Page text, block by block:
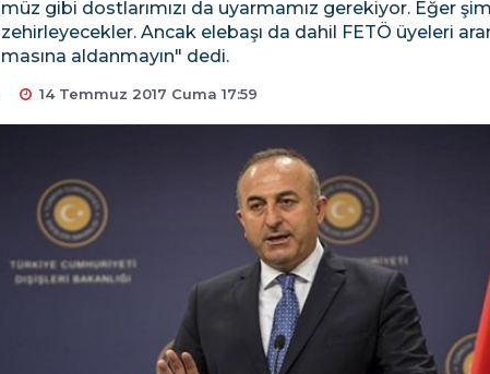
gibi dostlarımızı da uyarmamız gerekiyor. Eğer
zehirleyecekler. Ancak elebaşı da dahil FETÖ üyeleri
aldanmayın" dedi.
14 Temmuz 2017 Cuma 17:59